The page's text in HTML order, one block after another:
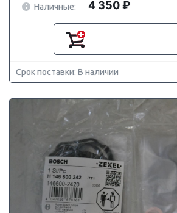
Наличные: 4 350 ₽
Срок поставки: В наличии